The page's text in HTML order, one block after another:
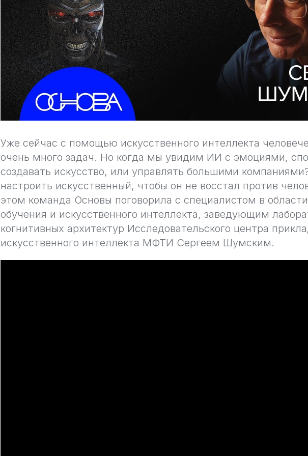
Уже сейчас с помощью искусственного интеллекта
очень много задач. Но когда мы увидим ИИ с эмоциями,
создавать искусство, или управлять большими
настроить искусственный, чтобы он не восстал против
этом команда Основы поговорила с специалистом в
обучения и искусственного интеллекта, заведующим
когнитивных архитектур Исследовательского центра
искусственного интеллекта МФТИ Сергеем Шумским.